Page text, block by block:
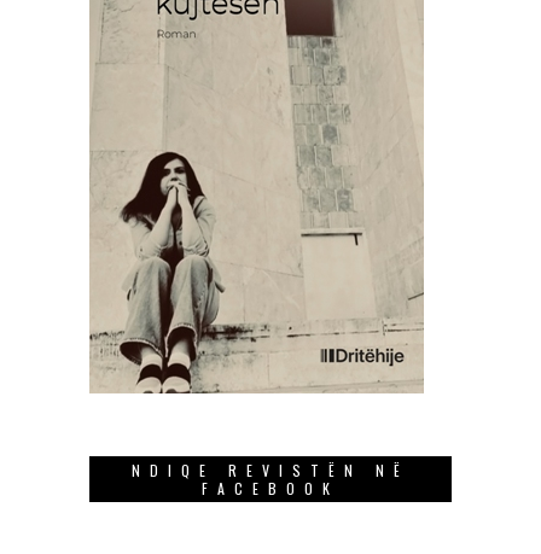
NDIQE REVISTËN NË
FACEBOOK